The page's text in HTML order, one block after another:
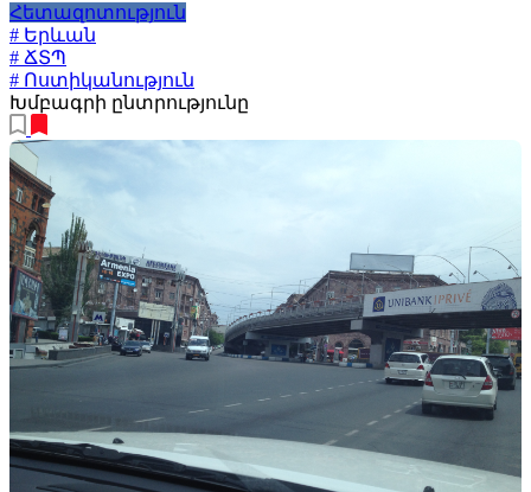
Հետազոտություն
# Երևան
# ՃՏՊ
# Ոստիկանություն
Խմբագրի ընտրությունը